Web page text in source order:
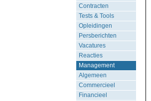
Contracten
Tests & Tools
Opleidingen
Persberichten
Vacatures
Reacties
Management
Algemeen
Commercieel
Financieel